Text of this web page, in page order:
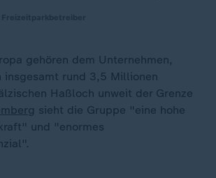
gehören dem Unternehmen,
insgesamt rund 3,5 Millionen
Haßloch unweit der Grenze
sieht die Gruppe "eine hohe
und "enormes